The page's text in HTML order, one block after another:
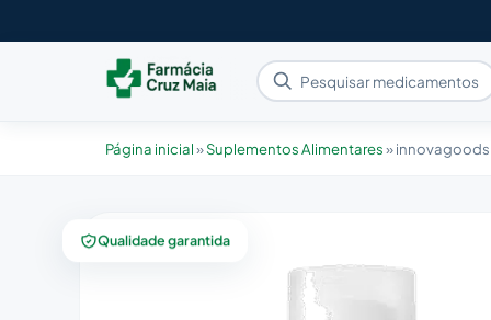
Página inicial»Suplementos Alimentares»innovagoods
Qualidade garantida